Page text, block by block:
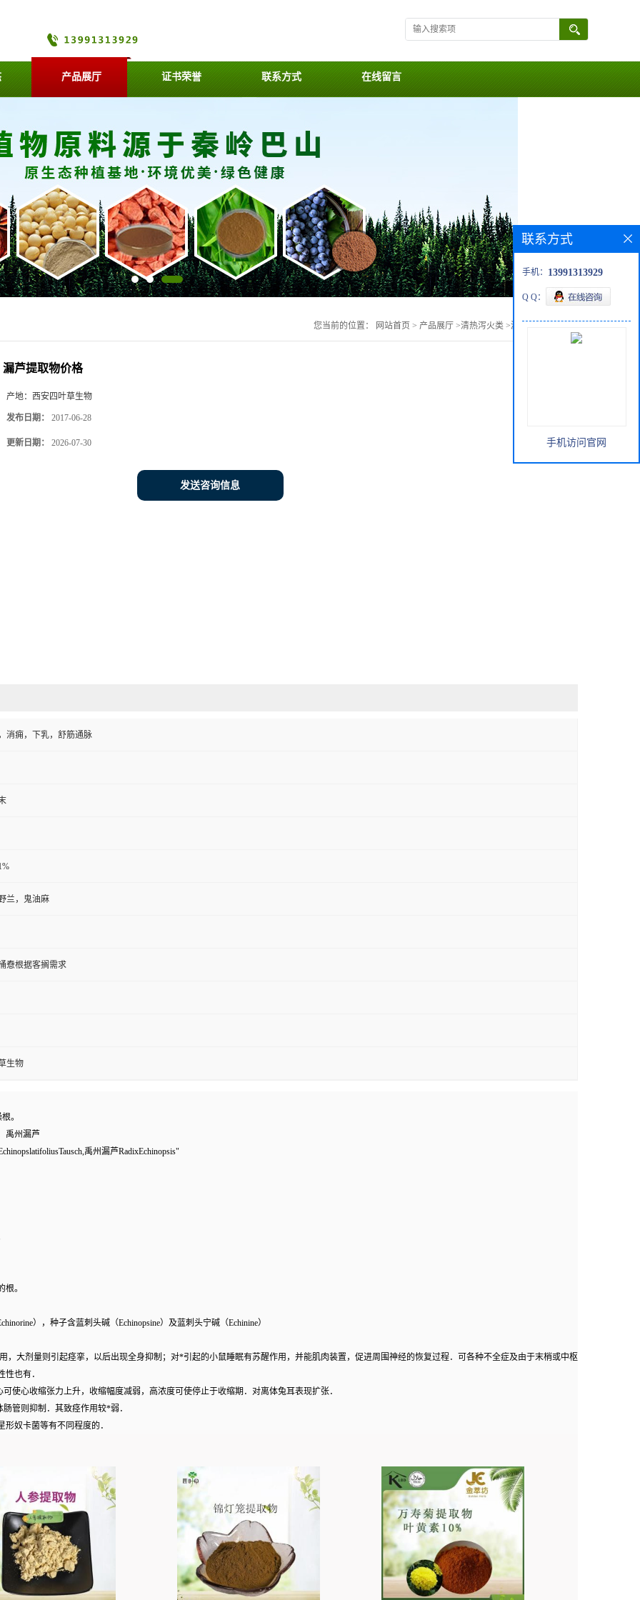
产品展厅 证书荣誉 联系方式 在线留言
您当前的位置： 网站首页 > 产品展厅 >清热泻火类 >漏芦提取物价格
漏芦提取物价格
产地： 西安四叶草生物
发布日期： 2017-06-28
更新日期： 2026-07-30
发送咨询信息
消痈，下乳，舒筋通脉
兰，鬼油麻
憃根据客搁需求
生物
。
禹州漏芦
禹州漏芦RadixEchinopsis"
。
），种子含蓝刺头碱（Echinopsine）及蓝刺头宁碱（Echinine）
大剂量则引起痉挛，以后出现全身抑制；对*引起的小鼠睡眠有苏醒作用，并能肌肉装置，促进周围神经的恢复过程．可各种不全症及由于末梢或中枢
也有．
心收缩张力上升，收缩幅度减弱，高浓度可使停止于收缩期．对离体兔耳表现扩张．
管则抑制．其致痉作用较*弱．
奴卡菌等有不同程度的．
联系方式
手机： 13991313929
Q Q：
手机访问官网